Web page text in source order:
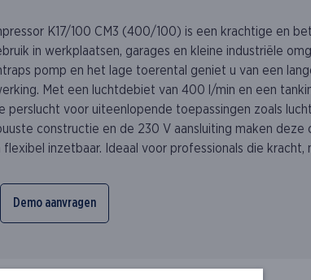
K17/100 CM3 (400/100) is een krachtige en
in werkplaatsen, garages en kleine industriële
pomp en het lage toerental geniet u van een
Met een luchtdebiet van 400 l/min en een
perslucht voor uiteenlopende toepassingen zoals
constructie en de 230 V aansluiting maken
inzetbaar. Ideaal voor professionals die
Demo aanvragen